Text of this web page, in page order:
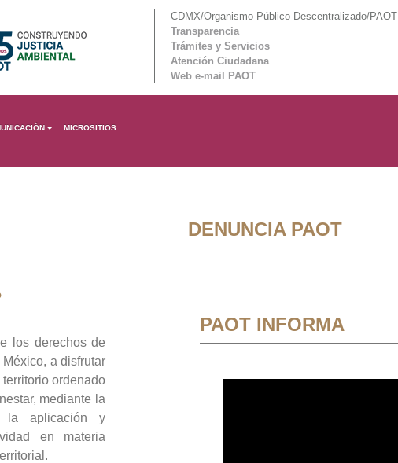
CDMX/Organismo Público Descentralizado/PAOT
Transparencia
Trámites y Servicios
Atención Ciudadana
Web e-mail PAOT
MICROSITIOS
los derechos de
a disfrutar
ordenado
mediante la
la aplicación y
en materia
DENUNCIA PAOT
PAOT INFORMA